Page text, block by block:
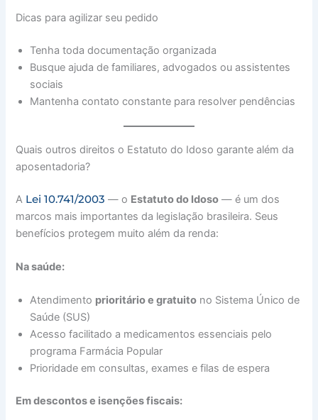
Dicas para agilizar seu pedido
Tenha toda documentação organizada
Busque ajuda de familiares, advogados ou assistentes
sociais
Mantenha contato constante para resolver pendências
Quais outros direitos o Estatuto do Idoso garante além da
aposentadoria?
A Lei 10.741/2003 — o Estatuto do Idoso — é um dos
marcos mais importantes da legislação brasileira. Seus
benefícios protegem muito além da renda:
Na saúde:
Atendimento prioritário e gratuito no Sistema Único de
Saúde (SUS)
Acesso facilitado a medicamentos essenciais pelo
programa Farmácia Popular
Prioridade em consultas, exames e filas de espera
Em descontos e isenções fiscais: